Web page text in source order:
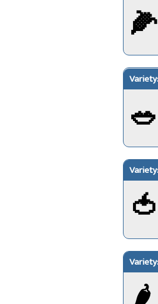
🌽
🥗
🍅